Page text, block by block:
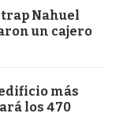
Nahuel
un cajero
más
los 470